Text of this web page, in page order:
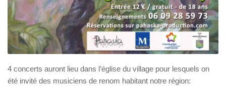
4 concerts auront lieu dans l’église du village pour lesquels on
été invité des musiciens de renom habitant notre région: